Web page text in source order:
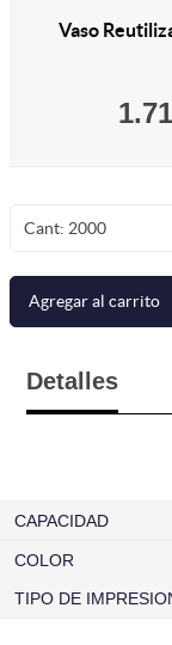
Vaso
Cant: 2000
Agregar al carrito
Detalles
CAPACIDAD
COLOR
TIPO DE